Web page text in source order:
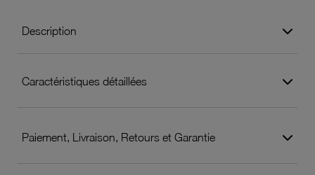
Description
Caractéristiques détaillées
Paiement, Livraison, Retours et Garantie